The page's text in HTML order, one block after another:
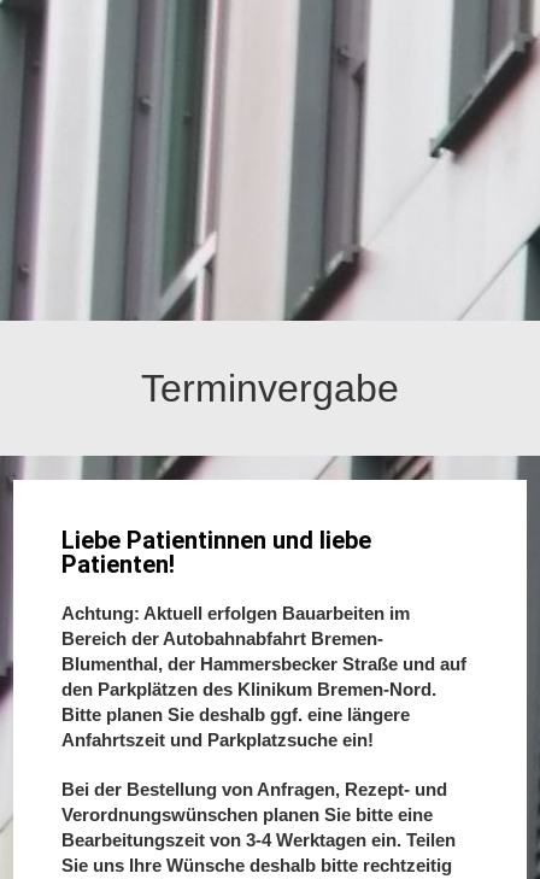
Terminvergabe
Liebe Patientinnen und liebe
Patienten!
Achtung: Aktuell erfolgen Bauarbeiten im
Bereich der Autobahnabfahrt Bremen-
Blumenthal, der Hammersbecker Straße und auf
den Parkplätzen des Klinikum Bremen-Nord.
Bitte planen Sie deshalb ggf. eine längere
Anfahrtszeit und Parkplatzsuche ein!
Bei der Bestellung von Anfragen, Rezept- und
Verordnungswünschen planen Sie bitte eine
Bearbeitungszeit von 3-4 Werktagen ein. Teilen
Sie uns Ihre Wünsche deshalb bitte rechtzeitig